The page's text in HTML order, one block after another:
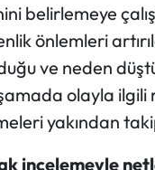
belirlemeye
önlemleri
ve neden
olayla
yakından
incelemeyle